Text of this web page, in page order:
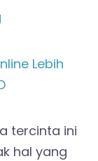
tercinta ini
hal yang